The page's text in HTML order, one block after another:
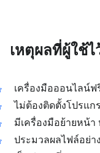
เหตุผลที่ผู้ใช้ไ
เครื่องมือออนไลน์ฟ
ไม่ต้องติดตั้งโปรแก
มีเครื่องมือย้ายหน้
ประมวลผลไฟล์อย่